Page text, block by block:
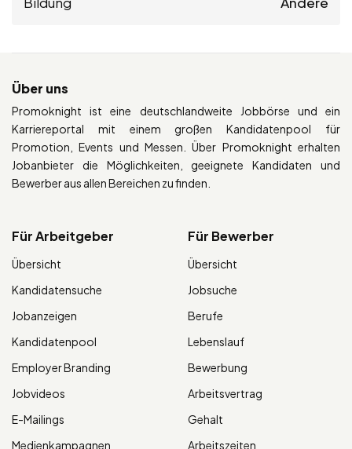
Über uns
Promoknight ist eine deutschlandweite Jobbörse und ein
Karriereportal mit einem großen Kandidatenpool für
Promotion, Events und Messen. Über Promoknight erhalten
Jobanbieter die Möglichkeiten, geeignete Kandidaten und
Bewerber aus allen Bereichen zu finden.
Für Arbeitgeber
Übersicht
Kandidatensuche
Jobanzeigen
Kandidatenpool
Employer Branding
Jobvideos
E-Mailings
Medienkampagnen
Für Bewerber
Übersicht
Jobsuche
Berufe
Lebenslauf
Bewerbung
Arbeitsvertrag
Gehalt
Arbeitszeiten